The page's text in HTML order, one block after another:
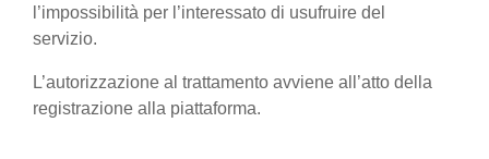
l’impossibilità per l’interessato di usufruire del
servizio.
L’autorizzazione al trattamento avviene all’atto della
registrazione alla piattaforma.